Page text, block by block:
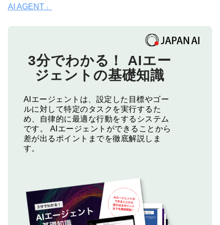
AI AGENT」
3分でわかる！
AIエー
ジェントの基礎知識
AIエージェントは、設定した目標やゴー
ルに対して特定のタスクを実行するた
め、自律的に最適な行動をするシステム
です。
AIエージェントができることから
差が出るポイントまでを徹底解説しま
す。